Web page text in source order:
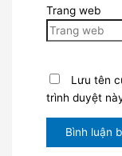
Trang web
Lưu tên
trình duyệt